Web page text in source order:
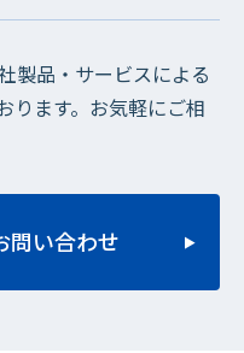
製品・サービスによる
ります。お気軽にご相
問い合わせ